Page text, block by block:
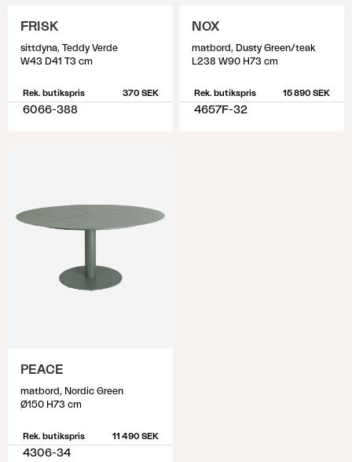
FRISK
sittdyna, Teddy Verde
W43 D41 T3 cm
Rek. butikspris 370 SEK
6066-388
NOX
matbord, Dusty Green/teak
L238 W90 H73 cm
Rek. butikspris 15 890 SEK
4657F-32
PEACE
matbord, Nordic Green
Ø150 H73 cm
Rek. butikspris 11 490 SEK
4306-34